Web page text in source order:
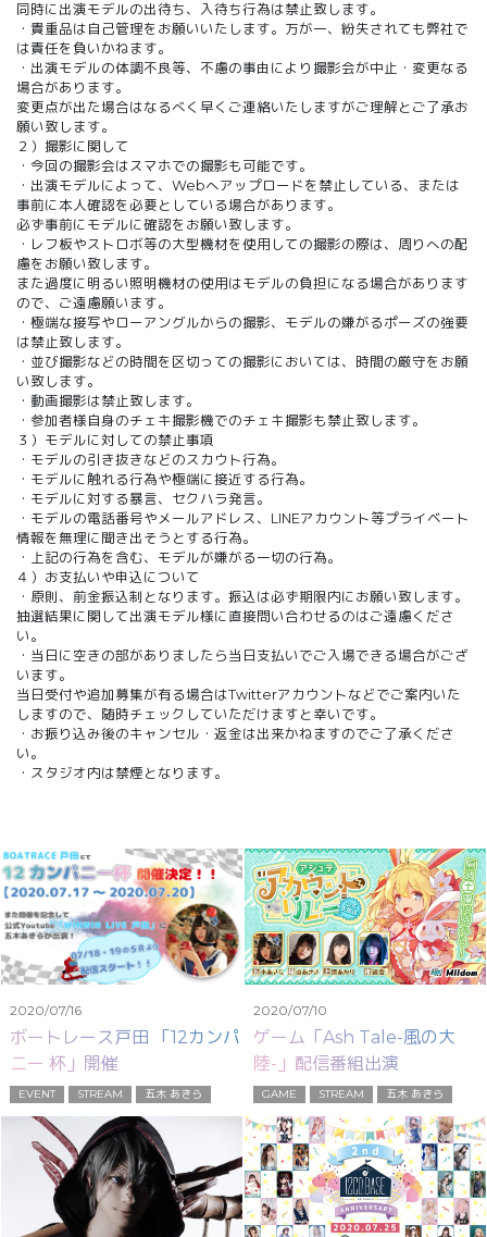
同時に出演モデルの出待ち、入待ち行為は禁止致します。
・貴重品は自己管理をお願いいたします。万が一、紛失されても弊社で
は責任を負いかねます。
・出演モデルの体調不良等、不慮の事由により撮影会が中止・変更なる
場合があります。
変更点が出た場合はなるべく早くご連絡いたしますがご理解とご了承お
願い致します。
２）撮影に関して
・今回の撮影会はスマホでの撮影も可能です。
・出演モデルによって、Webへアップロードを禁止している、または
事前に本人確認を必要としている場合があります。
必ず事前にモデルに確認をお願い致します。
・レフ板やストロボ等の大型機材を使用しての撮影の際は、周りへの配
慮をお願い致します。
また過度に明るい照明機材の使用はモデルの負担になる場合があります
ので、ご遠慮願います。
・極端な接写やローアングルからの撮影、モデルの嫌がるポーズの強要
は禁止致します。
・並び撮影などの時間を区切っての撮影においては、時間の厳守をお願
い致します。
・動画撮影は禁止致します。
・参加者様自身のチェキ撮影機でのチェキ撮影も禁止致します。
３）モデルに対しての禁止事項
・モデルの引き抜きなどのスカウト行為。
・モデルに触れる行為や極端に接近する行為。
・モデルに対する暴言、セクハラ発言。
・モデルの電話番号やメールアドレス、LINEアカウント等プライベート
情報を無理に聞き出そうとする行為。
・上記の行為を含む、モデルが嫌がる一切の行為。
４）お支払いや申込について
・原則、前金振込制となります。振込は必ず期限内にお願い致します。
抽選結果に関して出演モデル様に直接問い合わせるのはご遠慮くださ
い。
・当日に空きの部がありましたら当日支払いでご入場できる場合がござ
います。
当日受付や追加募集が有る場合はTwitterアカウントなどでご案内いた
しますので、随時チェックしていただけますと幸いです。
・お振り込み後のキャンセル・返金は出来かねますのでご了承くださ
い。
・スタジオ内は禁煙となります。
2020/07/16
ボートレース戸田 「12カンパ
ニー 杯」開催
EVENT STREAM 五木 あきら
2020/07/10
ゲーム「Ash Tale-風の大
陸-」配信番組出演
GAME STREAM 五木 あきら